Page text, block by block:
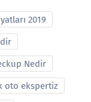
2019
Nedir
oto ekspertiz